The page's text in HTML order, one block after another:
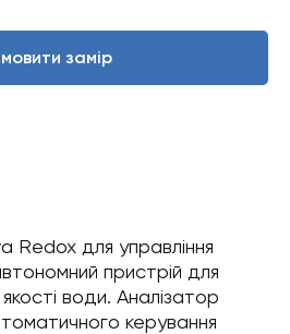
замір
Redox для управління
пристрій для
води. Аналізатор
керування